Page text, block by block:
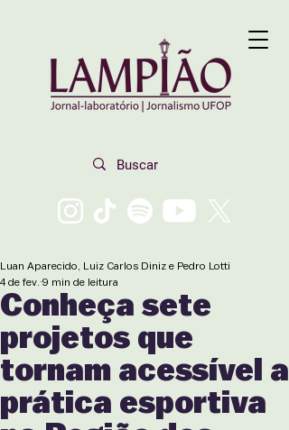
Conheça sete
projetos que
tornam acessível a
prática esportiva
Luan Aparecido, Luiz Carlos Diniz e Pedro Lotti
4 de fev. 9 min de leitura